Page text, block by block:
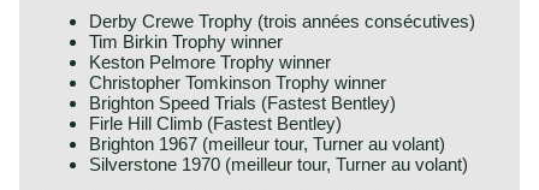
Derby Crewe Trophy (trois années consécutives)
Tim Birkin Trophy winner
Keston Pelmore Trophy winner
Christopher Tomkinson Trophy winner
Brighton Speed Trials (Fastest Bentley)
Firle Hill Climb (Fastest Bentley)
Brighton 1967 (meilleur tour, Turner au volant)
Silverstone 1970 (meilleur tour, Turner au volant)